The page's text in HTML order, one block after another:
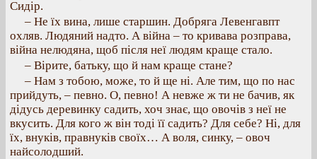
Сидір.
– Не їх вина, лише старшин. Добряга Левенгавпт
охляв. Людяний надто. А війна – то кривава розправа,
війна нелюдяна, щоб після неї людям краще стало.
– Вірите, батьку, що й нам краще стане?
– Нам з тобою, може, то й ще ні. Але тим, що по нас
прийдуть, – певно. О, певно! А невже ж ти не бачив, як
дідусь деревинку садить, хоч знає, що овочів з неї не
вкусить. Для кого ж він тоді її садить? Для себе? Ні, для
їх, внуків, правнуків своїх… А воля, синку, – овоч
найсолодший.